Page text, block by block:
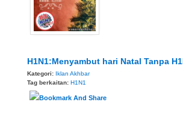
H1N1:Menyambut hari Natal Tanpa
Kategori: Iklan Akhbar
Tag berkaitan: H1N1